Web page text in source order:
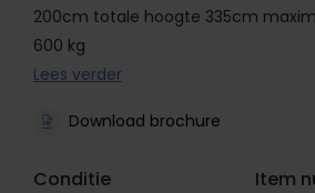
200cm totale hoogte 335cm
600 kg
Lees verder
Download brochure
Conditie Item